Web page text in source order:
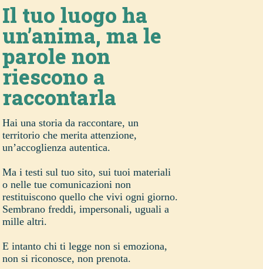
Il tuo luogo ha
un’anima, ma le
parole non
riescono a
raccontarla
Hai una storia da raccontare, un
territorio che merita attenzione,
un’accoglienza autentica.
Ma i testi sul tuo sito, sui tuoi materiali
o nelle tue comunicazioni non
restituiscono quello che vivi ogni giorno.
Sembrano freddi, impersonali, uguali a
mille altri.
E intanto chi ti legge non si emoziona,
non si riconosce, non prenota.